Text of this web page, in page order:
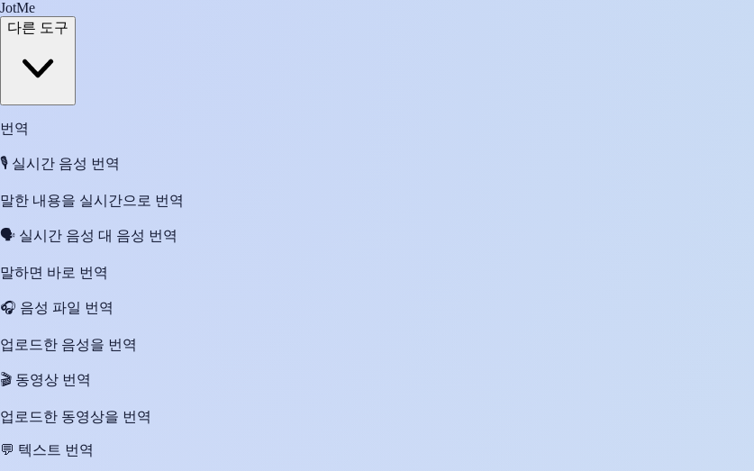
JotMe
다른 도구
번역
🎙️ 실시간 음성 번역
말한 내용을 실시간으로 번역
🗣️ 실시간 음성 대 음성 번역
말하면 바로 번역
🎧 음성 파일 번역
업로드한 음성을 번역
🎬 동영상 번역
업로드한 동영상을 번역
💬 텍스트 번역